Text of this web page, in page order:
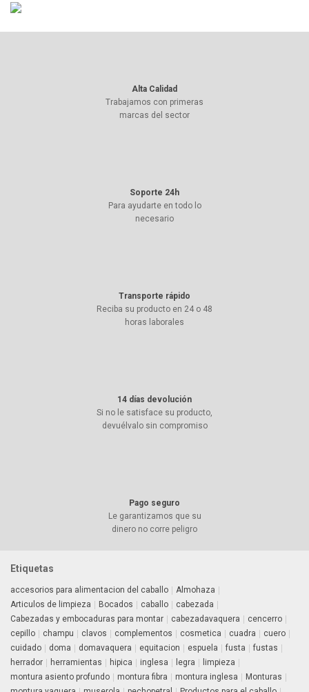
Alta Calidad
Trabajamos con primeras
marcas del sector
Soporte 24h
Para ayudarte en todo lo
necesario
Transporte rápido
Reciba su producto en 24 o 48
horas laborales
14 días devolución
Si no le satisface su producto,
devuélvalo sin compromiso
Pago seguro
Le garantizamos que su
dinero no corre peligro
Etiquetas
accesorios para alimentacion del caballo
Almohaza
Articulos de limpieza
Bocados caballo
cabezada
Cabezadas y embocaduras para montar
cabezadavaquera
cencerro
cepillo
champu clavos complementos cosmetica cuadra
cuero
cuidado
doma domavaquera equitacion espuela fusta
fustas
herrador
herramientas hipica inglesa legra
limpieza
montura asiento profundo
montura fibra montura inglesa
Monturas